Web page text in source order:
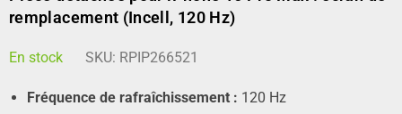
remplacement (Incell, 120 Hz)
En stock SKU: RPIP266521
Fréquence de rafraîchissement : 120 Hz